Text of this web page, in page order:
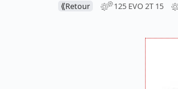
⟪Retour 125 EVO 2T 15